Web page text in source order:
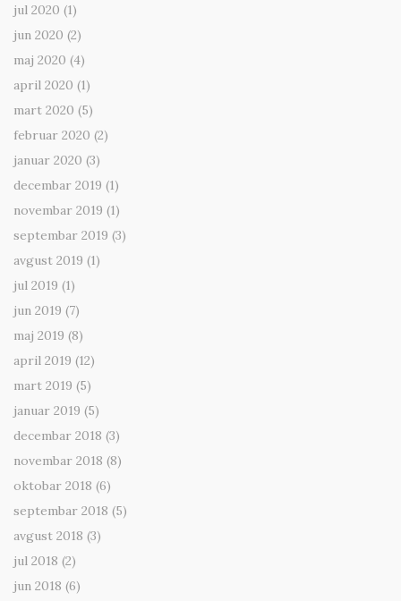
jul 2020 (1)
jun 2020 (2)
maj 2020 (4)
april 2020 (1)
mart 2020 (5)
februar 2020 (2)
januar 2020 (3)
decembar 2019 (1)
novembar 2019 (1)
septembar 2019 (3)
avgust 2019 (1)
jul 2019 (1)
jun 2019 (7)
maj 2019 (8)
april 2019 (12)
mart 2019 (5)
januar 2019 (5)
decembar 2018 (3)
novembar 2018 (8)
oktobar 2018 (6)
septembar 2018 (5)
avgust 2018 (3)
jul 2018 (2)
jun 2018 (6)